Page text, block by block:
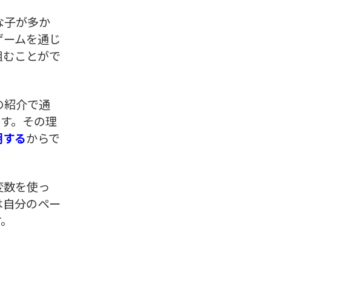
子が多か
ムを通じ
ことがで
紹介で通
。その理
るからで
を使っ
分のペー